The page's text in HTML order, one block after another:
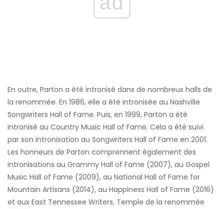
En outre, Parton a été intronisé dans de nombreux halls de
la renommée. En 1986, elle a été intronisée au Nashville
Songwriters Hall of Fame. Puis, en 1999, Parton a été
intronisé au Country Music Hall of Fame. Cela a été suivi
par son intronisation au Songwriters Hall of Fame en 2001.
Les honneurs de Parton comprennent également des
intronisations au Grammy Hall of Fame (2007), au Gospel
Music Hall of Fame (2009), au National Hall of Fame for
Mountain Artisans (2014), au Happiness Hall of Fame (2016)
et aux East Tennessee Writers. Temple de la renommée